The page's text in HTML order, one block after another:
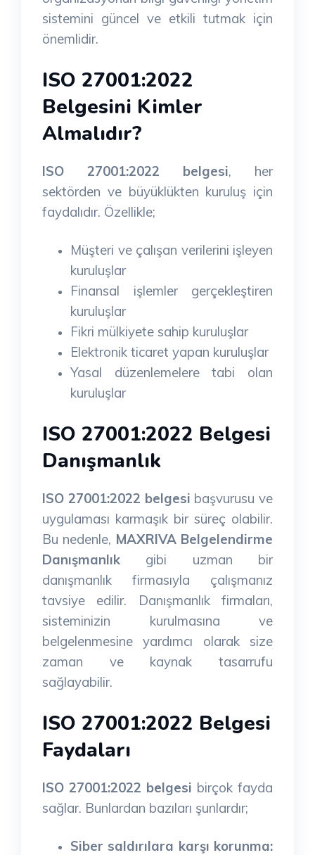
sistemini güncel ve etkili tutmak için
önemlidir.
ISO 27001:2022
Belgesini Kimler
Almalıdır?
ISO 27001:2022 belgesi, her
sektörden ve büyüklükten kuruluş için
faydalıdır. Özellikle;
Müşteri ve çalışan verilerini işleyen
kuruluşlar
Finansal işlemler gerçekleştiren
kuruluşlar
Fikri mülkiyete sahip kuruluşlar
Elektronik ticaret yapan kuruluşlar
Yasal düzenlemelere tabi olan
kuruluşlar
ISO 27001:2022 Belgesi
Danışmanlık
ISO 27001:2022 belgesi başvurusu ve
uygulaması karmaşık bir süreç olabilir.
Bu nedenle, MAXRIVA Belgelendirme
Danışmanlık gibi uzman bir
danışmanlık firmasıyla çalışmanız
tavsiye edilir. Danışmanlık firmaları,
sisteminizin kurulmasına ve
belgelenmesine yardımcı olarak size
zaman ve kaynak tasarrufu
sağlayabilir.
ISO 27001:2022 Belgesi
Faydaları
ISO 27001:2022 belgesi birçok fayda
sağlar. Bunlardan bazıları şunlardır;
Siber saldırılara karşı korunma: